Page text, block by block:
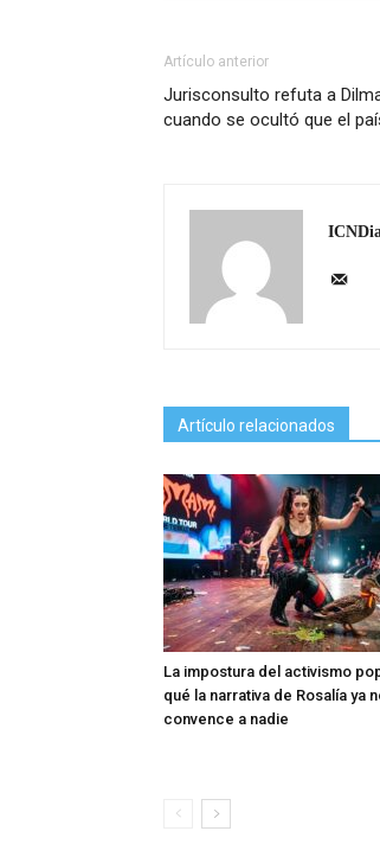
Artículo anterior
Jurisconsulto refuta a
cuando se ocultó que el
Artículo relacionados
La impostura del activismo
qué la narrativa de Rosalía ya
convence a nadie